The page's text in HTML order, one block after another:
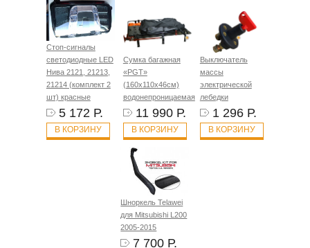
Стоп-сигналы
светодиодные LED
Нива 2121, 21213,
21214 (комплект 2
шт) красные
5 172 Р.
В КОРЗИНУ
Сумка багажная
«PGT»
(160х110х46см)
водонепроницаемая
11 990 Р.
В КОРЗИНУ
Выключатель
массы
электрической
лебедки
1 296 Р.
В КОРЗИНУ
Шноркель Telawei
для Mitsubishi L200
2005-2015
7 700 Р.